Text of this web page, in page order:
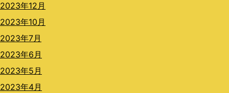
2023年12月
2023年10月
2023年7月
2023年6月
2023年5月
2023年4月